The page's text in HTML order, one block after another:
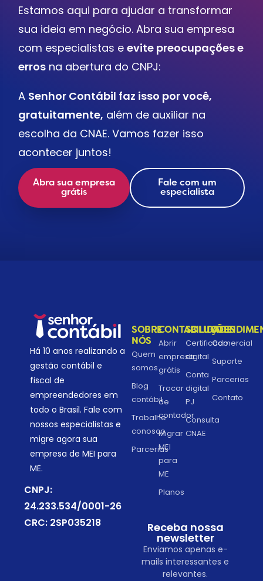
Estamos aqui para ajudar a transformar
sua ideia em negócio. Abra sua empresa
com especialistas eevite preocupações e
erros na abertura do CNPJ:
A Senhor Contábil faz isso por você,
gratuitamente, além de auxiliar na
escolha da CNAE. Vamos fazer isso
acontecer juntos!
Abra sua empresa
grátis
Fale com um
especialista
Há 10 anos realizando a
gestão contábil e
fiscal de
empreendedores em
todo o Brasil. Fale com
nossos especialistas e
migre agora sua
empresa de MEI para
ME.
CNPJ:
24.233.534/0001-26
CRC: 2SP035218
SOBRE
NÓS
Quem
somos
Blog
contábil
Trabalhe
conosco
Parcerias
CONTABILIDADE
Abrir
empresa
grátis
Trocar
de
contador
Migrar
MEI
para
ME
Planos
SOLUÇÕES
Certificado
digital
Conta
digital
PJ
Consulta
CNAE
Comercial
Suporte
Parcerias
Contato
Receba nossa
newsletter
Enviamos apenas e-
mails interessantes e
relevantes.